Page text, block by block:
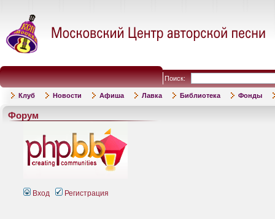
Поиск:
Клуб Новости Афиша Лавка Библиотека Фонды
Форум
Вход Регистрация